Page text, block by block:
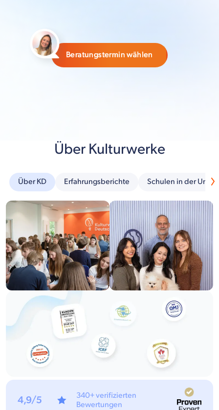
Beratungstermin wählen
Über Kulturwerke
Über KD Erfahrungsberichte Schulen in der
4,9/5
340+ verifizierten
Bewertungen